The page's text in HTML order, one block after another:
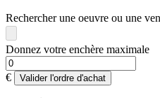
Rechercher une oeuvre ou une
Donnez votre enchère maximale
€ Valider l'ordre d'achat